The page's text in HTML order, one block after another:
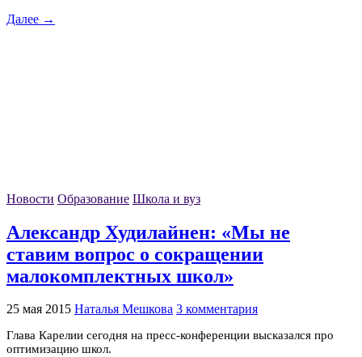
Далее →
Новости Образование Школа и вуз
Александр Худилайнен: «Мы не
ставим вопрос о сокращении
малокомплектных школ»
25 мая 2015 Наталья Мешкова 3 комментария
Глава Карелии сегодня на пресс-конференции высказался про
оптимизацию школ.